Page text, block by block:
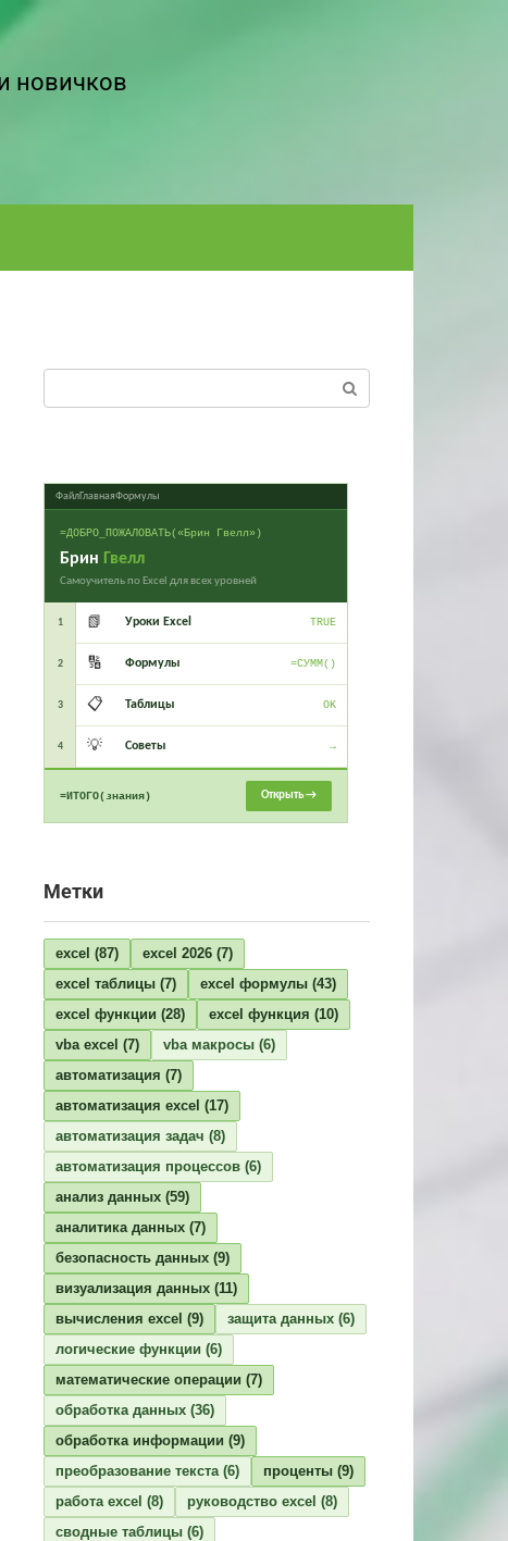
новичков
ФайлГлавнаяФормулы
=ДОБРО_ПОЖАЛОВАТЬ(«Брин Гвелл»)
Брин Гвелл
Самоучитель по Excel для всех уровней
1 📗 Уроки Excel TRUE
2 🔢 Формулы =СУММ()
3 📋 Таблицы OK
4 💡 Советы →
=ИТОГО(знания) Открыть →
Метки
excel (87) excel 2026 (7)
excel таблицы (7) excel формулы (43)
excel функции (28) excel функция (10)
vba excel (7) vba макросы (6)
автоматизация (7)
автоматизация excel (17)
автоматизация задач (8)
автоматизация процессов (6)
анализ данных (59)
аналитика данных (7)
безопасность данных (9)
визуализация данных (11)
вычисления excel (9) защита данных (6)
логические функции (6)
математические операции (7)
обработка данных (36)
обработка информации (9)
преобразование текста(6) проценты (9)
работа excel (8) руководство excel (8)
сводные таблицы (6)